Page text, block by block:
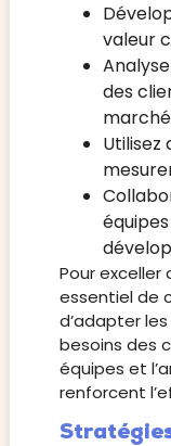
valeur
des
Utilisez
Pour exceller
essentiel de
d’adapter
besoins des
équipes et
renforcent